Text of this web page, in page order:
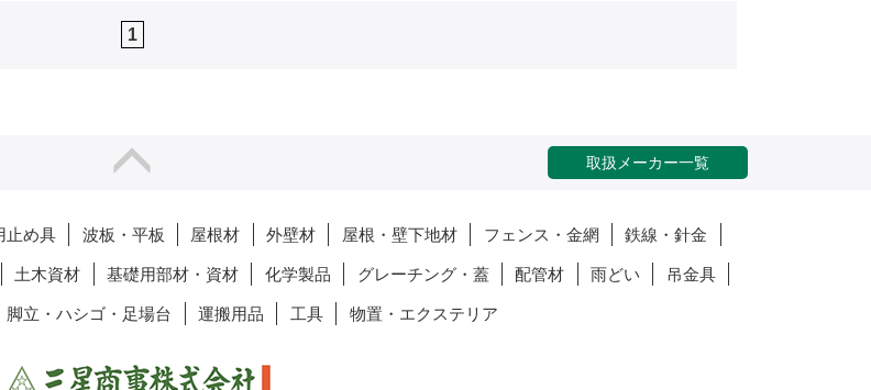
1
取扱メーカー一覧
止め具 波板・平板 屋根材 外壁材 屋根・壁下地材 フェンス・金網 鉄線・針金
土木資材 基礎用部材・資材 化学製品 グレーチング・蓋 配管材 雨どい 吊金具
脚立・ハシゴ・足場台 運搬用品 工具 物置・エクステリア